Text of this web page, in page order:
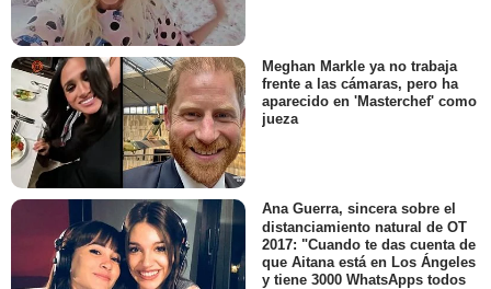
Meghan Markle ya no trabaja
frente a las cámaras, pero ha
aparecido en 'Masterchef' como
jueza
Ana Guerra, sincera sobre el
distanciamiento natural de OT
2017: "Cuando te das cuenta de
que Aitana está en Los Ángeles
y tiene 3000 WhatsApps todos